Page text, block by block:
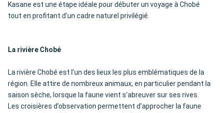
Kasane est une étape idéale pour débuter un voyage à Chobé
tout en profitant d’un cadre naturel privilégié.
La rivière Chobé
La rivière Chobé est l’un des lieux les plus emblématiques de la
région. Elle attire de nombreux animaux, en particulier pendant la
saison sèche, lorsque la faune vient s’abreuver sur ses rives.
Les croisières d’observation permettent d’approcher la faune